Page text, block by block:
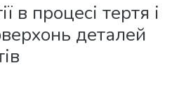
в процесі тертя і
деталей